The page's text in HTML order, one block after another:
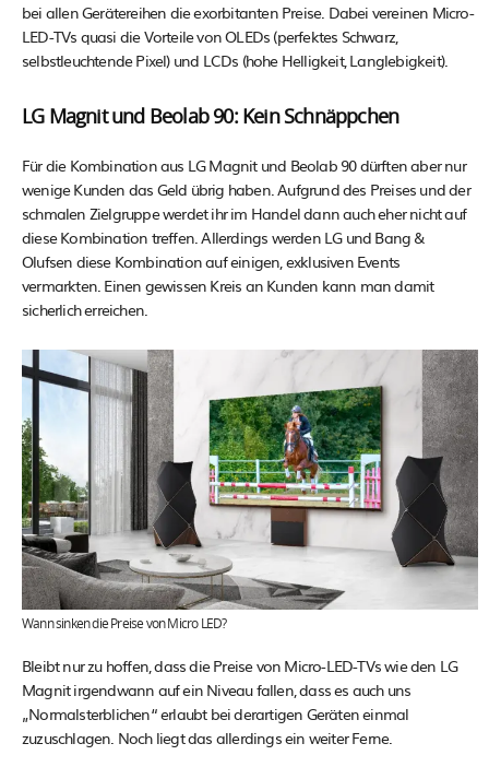
bei allen Gerätereihen die exorbitanten Preise. Dabei vereinen Micro-
LED-TVs quasi die Vorteile von OLEDs (perfektes Schwarz,
selbstleuchtende Pixel) und LCDs (hohe Helligkeit, Langlebigkeit).
LG Magnit und Beolab 90: Kein Schnäppchen
Für die Kombination aus LG Magnit und Beolab 90 dürften aber nur
wenige Kunden das Geld übrig haben. Aufgrund des Preises und der
schmalen Zielgruppe werdet ihr im Handel dann auch eher nicht auf
diese Kombination treffen. Allerdings werden LG und Bang &
Olufsen diese Kombination auf einigen, exklusiven Events
vermarkten. Einen gewissen Kreis an Kunden kann man damit
sicherlich erreichen.
Wann sinken die Preise von Micro LED?
Bleibt nur zu hoffen, dass die Preise von Micro-LED-TVs wie den LG
Magnit irgendwann auf ein Niveau fallen, dass es auch uns
„Normalsterblichen“ erlaubt bei derartigen Geräten einmal
zuzuschlagen. Noch liegt das allerdings ein weiter Ferne.